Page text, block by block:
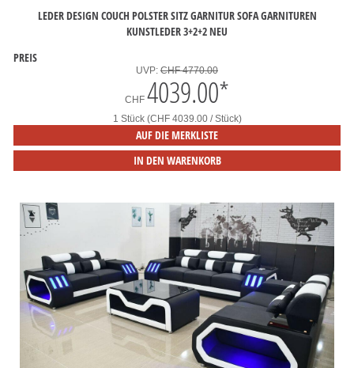
LEDER DESIGN COUCH POLSTER SITZ GARNITUR SOFA GARNITUREN
KUNSTLEDER 3+2+2 NEU
PREIS
UVP: CHF 4770.00
CHF 4039.00*
1 Stück (CHF 4039.00 / Stück)
AUF DIE MERKLISTE
IN DEN WARENKORB